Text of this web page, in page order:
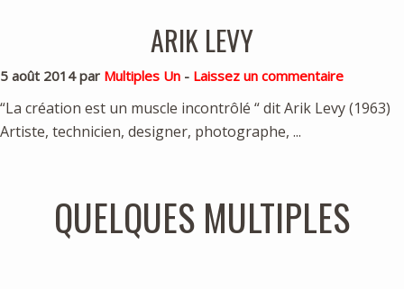
ARIK LEVY
5 août 2014 par Multiples Un - Laissez un commentaire
“La création est un muscle incontrôlé “ dit Arik Levy (1963)
Artiste, technicien, designer, photographe, ...
QUELQUES MULTIPLES